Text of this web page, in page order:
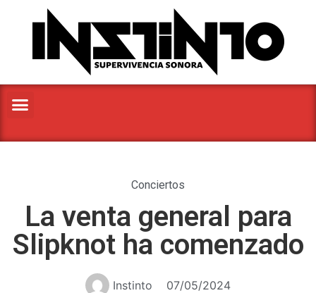
Conciertos
La venta general para
Slipknot ha comenzado
Instinto 07/05/2024